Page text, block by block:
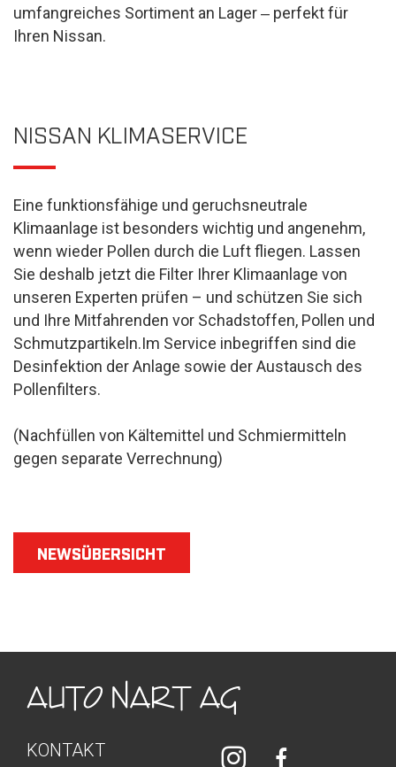
umfangreiches Sortiment an Lager ‒ perfekt für
Ihren Nissan.
NISSAN KLIMASERVICE
Eine funktionsfähige und geruchsneutrale
Klimaanlage ist besonders wichtig und angenehm,
wenn wieder Pollen durch die Luft fliegen. Lassen
Sie deshalb jetzt die Filter Ihrer Klimaanlage von
unseren Experten prüfen – und schützen Sie sich
und Ihre Mitfahrenden vor Schadstoffen, Pollen und
Schmutzpartikeln.Im Service inbegriffen sind die
Desinfektion der Anlage sowie der Austausch des
Pollenfilters.
(Nachfüllen von Kältemittel und Schmiermitteln
gegen separate Verrechnung)
NEWSÜBERSICHT
KONTAKT